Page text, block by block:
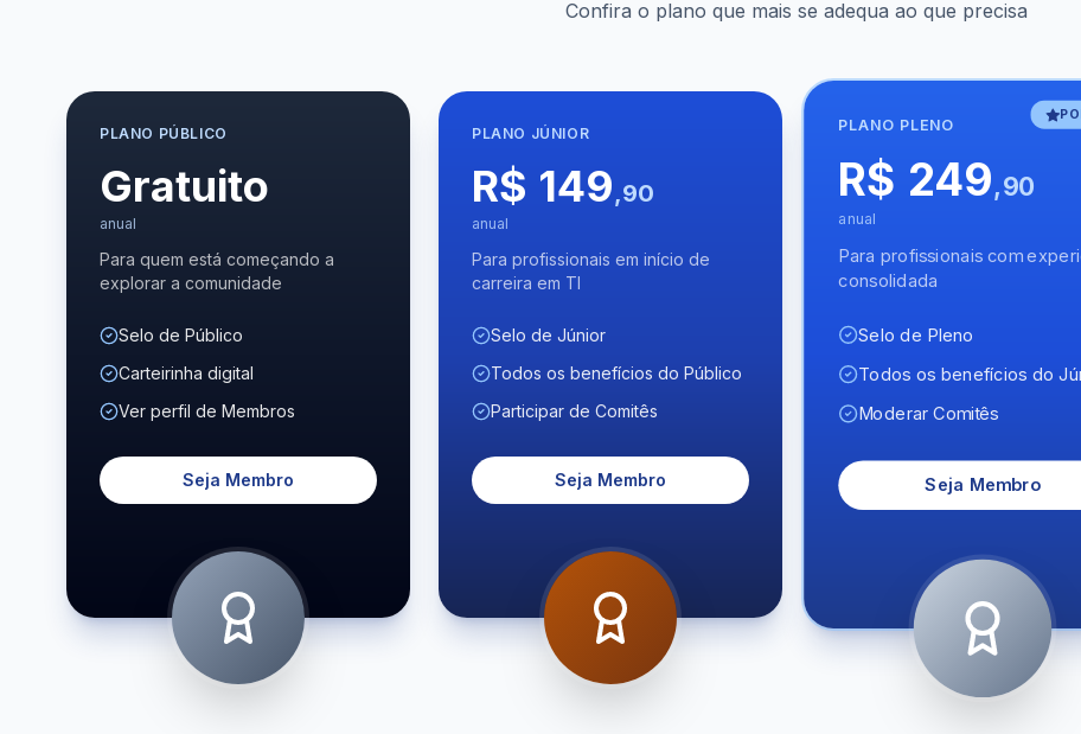
Confira o plano que mais se adequa ao que precisa
PLANO PÚBLICO
Gratuito
anual
Para quem está começando a
explorar a comunidade
Selo de Público
Carteirinha digital
Ver perfil de Membros
Seja Membro
PLANO JÚNIOR
R$ 149,90
anual
Para profissionais em início de
carreira em TI
Selo de Júnior
Todos os benefícios do Público
Participar de Comitês
Seja Membro
PLANO PLENO
R$ 249,90
anual
Para profissionais com
consolidada
Selo de Pleno
Todos os benefícios do
Moderar Comitês
Seja Membro